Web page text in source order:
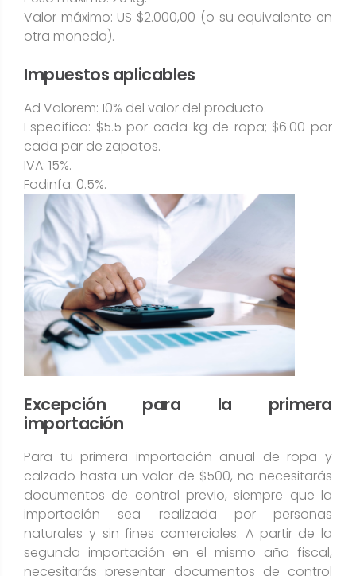
Valor máximo: US $2.000,00 (o su equivalente en
otra moneda).
Impuestos aplicables
Ad Valorem: 10% del valor del producto.
Específico: $5.5 por cada kg de ropa; $6.00 por
cada par de zapatos.
IVA: 15%.
Fodinfa: 0.5%.
Excepción para la primera
importación
Para tu primera importación anual de ropa y
calzado hasta un valor de $500, no necesitarás
documentos de control previo, siempre que la
importación sea realizada por personas
naturales y sin fines comerciales. A partir de la
segunda importación en el mismo año fiscal,
necesitarás presentar documentos de control